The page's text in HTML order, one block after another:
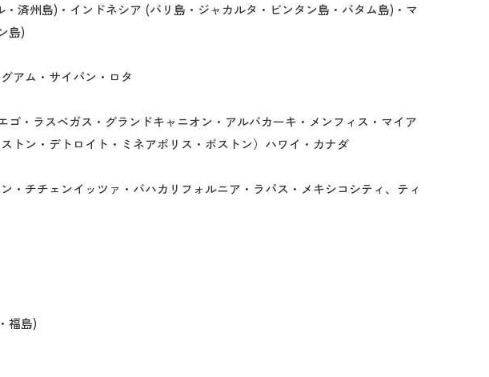
済州島)・インドネシア (バリ島・ジャカルタ・ビンタン島・バタム島)・マ
島)
アム・サイパン・ロタ
・ラスベガス・グランドキャニオン・アルバカーキ・メンフィス・マイア
トン・デトロイト・ミネアポリス・ボストン）ハワイ・カナダ
・チチェンイッツァ・バハカリフォルニア・ラパス・メキシコシティ、ティ
福島)